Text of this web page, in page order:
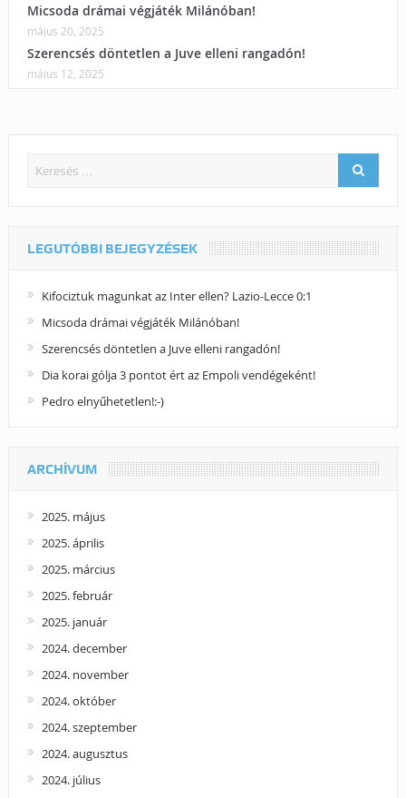
Micsoda drámai végjáték Milánóban!
május 20, 2025
Szerencsés döntetlen a Juve elleni rangadón!
május 12, 2025
LEGUTÓBBI BEJEGYZÉSEK
Kifociztuk magunkat az Inter ellen? Lazio-Lecce 0:1
Micsoda drámai végjáték Milánóban!
Szerencsés döntetlen a Juve elleni rangadón!
Dia korai gólja 3 pontot ért az Empoli vendégeként!
Pedro elnyűhetetlen!:-)
ARCHÍVUM
2025. május
2025. április
2025. március
2025. február
2025. január
2024. december
2024. november
2024. október
2024. szeptember
2024. augusztus
2024. július